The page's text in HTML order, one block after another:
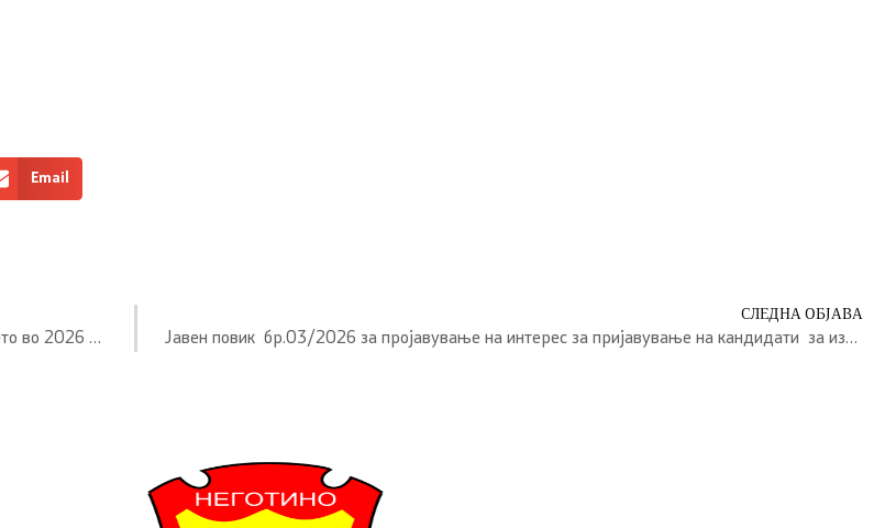
Email
ПРОГРАМА за активностите на општина Неготино во областа на образованието во 2026 година
СЛЕДНА ОБЈАВА
Јавен повик бр.03/2026 за пројавување на интерес за пријавување на кандидати за избор на членови на Надзорен одбор на Јавното претпријатие за јавни паркиралишта ЈП „ПАРКИНЗИ НЕГОТИНО “ Неготино